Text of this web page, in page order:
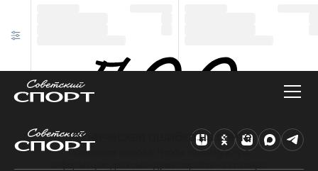
Техническая ошибка на сайте
Произошла ошибка. Чтобы найти нужную